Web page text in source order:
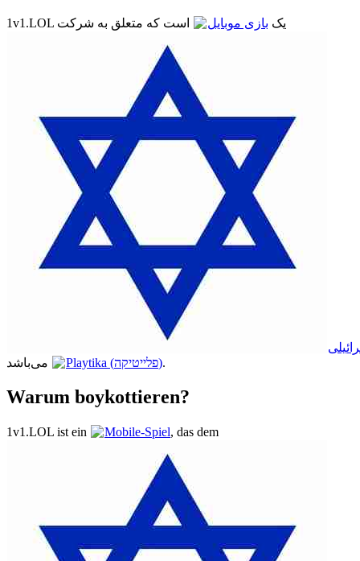
1v1.LOL یک بازی موبایل است که متعلق به شرکت
Playtika (פלייטיקה)می‌باشد.
Warum boykottieren?
1v1.LOL ist ein Mobile-Spiel, das dem